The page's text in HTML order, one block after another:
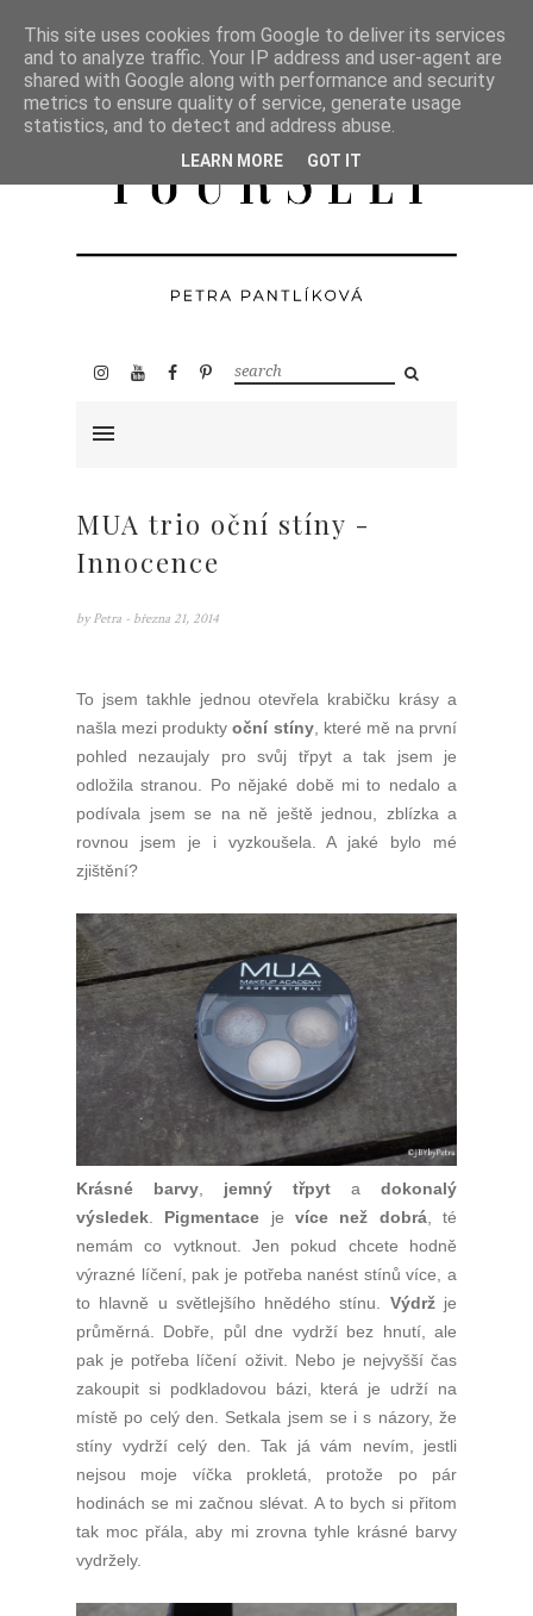
MUA trio oční stíny -
Innocence
by Petra - března 21, 2014
To jsem takhle jednou otevřela krabičku krásy a
našla mezi produktyoční stíny, které mě na první
pohled nezaujaly pro svůj třpyt a tak jsem je
odložila stranou. Po nějaké době mi to nedalo a
podívala jsem se na ně ještě jednou, zblízka a
rovnou jsem je i vyzkoušela. A jaké bylo mé
zjištění?
Krásné barvy, jemný třpyt a dokonalý
výsledek. Pigmentace jevíce než dobrá, té
nemám co vytknout. Jen pokud chcete hodně
výrazné líčení, pak je potřeba nanést stínů více, a
to hlavně u světlejšího hnědého stínu. Výdrž je
průměrná. Dobře, půl dne vydrží bez hnutí, ale
pak je potřeba líčení oživit. Nebo je nejvyšší čas
zakoupit si podkladovou bázi, která je udrží na
místě po celý den. Setkala jsem se i s názory, že
stíny vydrží celý den. Tak já vám nevím, jestli
nejsou moje víčka prokletá, protože po pár
hodinách se mi začnou slévat. A to bych si přitom
tak moc přála, aby mi zrovna tyhle krásné barvy
vydržely.
This site uses cookies from Google to deliver its services
and to analyze traffic. Your IP address and user-agent are
shared with Google along with performance and security
metrics to ensure quality of service, generate usage
statistics, and to detect and address abuse.
LEARN MORE GOT IT